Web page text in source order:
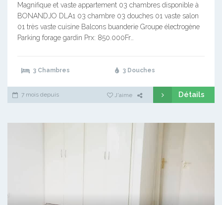
Magnifique et vaste appartement 03 chambres disponible à
BONANDJO DLA1 03 chambre 03 douches 01 vaste salon
01 très vaste cuisine Balcons buanderie Groupe électrogène
Parking forage gardin Prx: 850.000Fr…
3 Chambres 3 Douches
7 mois depuis J'aime Détails